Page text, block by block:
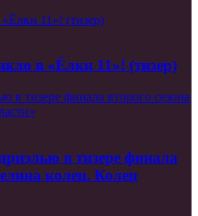
11»! (тизер)
в «Ёлки 11»! (тизер)
в тизере финала второго сезона
в тизере финала
колец. Колец